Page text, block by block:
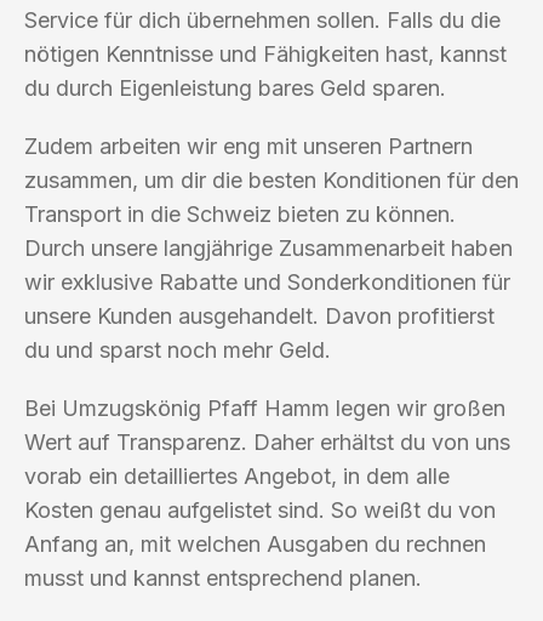
Service für dich übernehmen sollen. Falls du die
nötigen Kenntnisse und Fähigkeiten hast, kannst
du durch Eigenleistung bares Geld sparen.
Zudem arbeiten wir eng mit unseren Partnern
zusammen, um dir die besten Konditionen für den
Transport in die Schweiz bieten zu können.
Durch unsere langjährige Zusammenarbeit haben
wir exklusive Rabatte und Sonderkonditionen für
unsere Kunden ausgehandelt. Davon profitierst
du und sparst noch mehr Geld.
Bei Umzugskönig Pfaff Hamm legen wir großen
Wert auf Transparenz. Daher erhältst du von uns
vorab ein detailliertes Angebot, in dem alle
Kosten genau aufgelistet sind. So weißt du von
Anfang an, mit welchen Ausgaben du rechnen
musst und kannst entsprechend planen.